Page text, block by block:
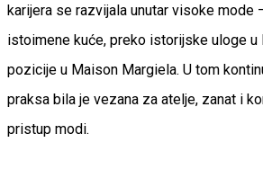
karijera se razvijala unutar visoke
istoimene kuće, preko istorijske uloge u
pozicije u Maison Margiela. U tom
praksa bila je vezana za atelje, zanat i
pristup modi.